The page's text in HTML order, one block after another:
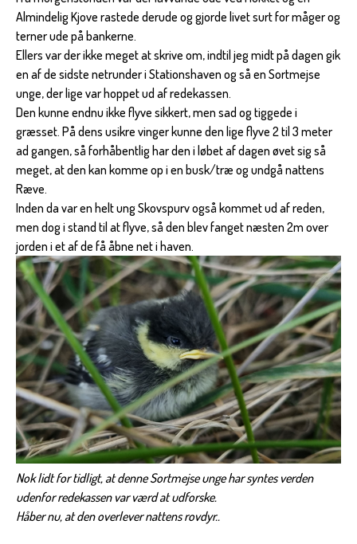
Almindelig Kjove rastede derude og gjorde livet surt for måger og
terner ude på bankerne.
Ellers var der ikke meget at skrive om, indtil jeg midt på dagen gik
en af de sidste netrunder i Stationshaven og så en Sortmejse
unge, der lige var hoppet ud af redekassen.
Den kunne endnu ikke flyve sikkert, men sad og tiggede i
græsset. På dens usikre vinger kunne den lige flyve 2 til 3 meter
ad gangen, så forhåbentlig har den i løbet af dagen øvet sig så
meget, at den kan komme op i en busk/træ og undgå nattens
Ræve.
Inden da var en helt ung Skovspurv også kommet ud af reden,
men dog i stand til at flyve, så den blev fanget næsten 2m over
jorden i et af de få åbne net i haven.
Nok lidt for tidligt, at denne Sortmejse unge har syntes verden
udenfor redekassen var værd at udforske.
Håber nu, at den overlever nattens rovdyr..